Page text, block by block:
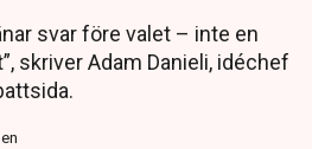
svar före valet – inte en
skriver Adam Danieli, idéchef